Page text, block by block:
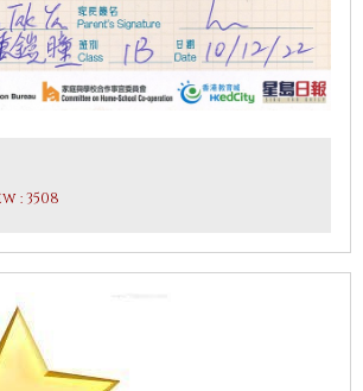
: 3508